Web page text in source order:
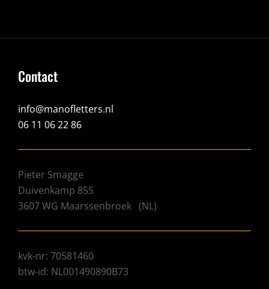
Contact
info@manofletters.nl
06 11 06 22 86
Pieter Smagge
Duivenkamp 855
3607 WG Maarssenbroek (NL)
kvk-nr: 70581460
btw-id: NL001490890B73